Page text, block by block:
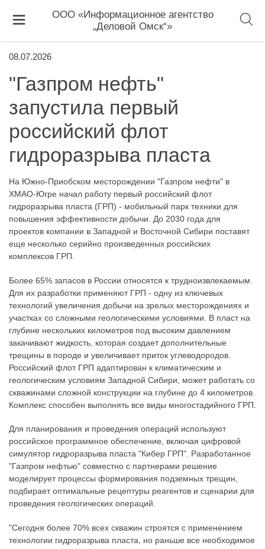
ООО «Информационное агентство
„Деловой Омск“»
08.07.2026
"Газпром нефть"
запустила первый
российский флот
гидроразрыва пласта
На Южно-Приобском месторождении "Газпром нефти" в
ХМАО-Югре начал работу первый российский флот
гидроразрыва пласта (ГРП) - мобильный парк техники для
повышения эффективности добычи. До 2030 года для
проектов компании в Западной и Восточной Сибири поставят
еще несколько серийно произведенных российских
комплексов ГРП.
Более 65% запасов в России относятся к трудноизвлекаемым.
Для их разработки применяют ГРП - одну из ключевых
технологий увеличения добычи на зрелых месторождениях и
участках со сложными геологическими условиями. В пласт на
глубине нескольких километров под высоким давлением
закачивают жидкость, которая создает дополнительные
трещины в породе и увеличивает приток углеводородов.
Российский флот ГРП адаптирован к климатическим и
геологическим условиям Западной Сибири, может работать со
скважинами сложной конструкции на глубине до 4 километров.
Комплекс способен выполнять все виды многостадийного ГРП.
Для планирования и проведения операций используют
российское программное обеспечение, включая цифровой
симулятор гидроразрыва пласта "Кибер ГРП". Разработанное
"Газпром нефтью" совместно с партнерами решение
моделирует процессы формирования подземных трещин,
подбирает оптимальные рецептуры реагентов и сценарии для
проведения геологических операций.
"Сегодня более 70% всех скважин строятся с применением
технологии гидроразрыва пласта, но раньше все необходимое